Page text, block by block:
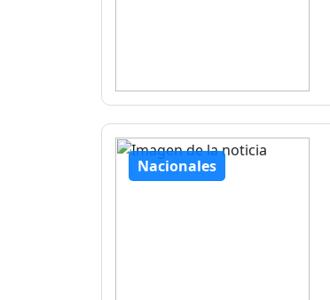
Nacionales